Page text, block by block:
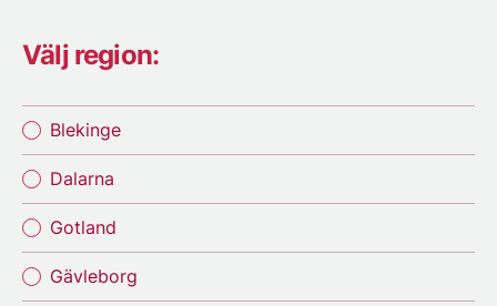
Välj region:
Blekinge
Dalarna
Gotland
Gävleborg